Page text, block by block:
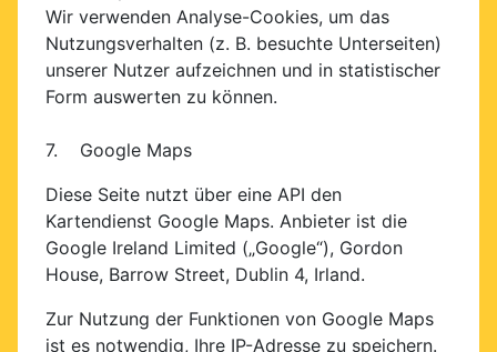
Wir verwenden Analyse-Cookies, um das
Nutzungsverhalten (z. B. besuchte Unterseiten)
unserer Nutzer aufzeichnen und in statistischer
Form auswerten zu können.
7. Google Maps
Diese Seite nutzt über eine API den
Kartendienst Google Maps. Anbieter ist die
Google Ireland Limited („Google“), Gordon
House, Barrow Street, Dublin 4, Irland.
Zur Nutzung der Funktionen von Google Maps
ist es notwendig, Ihre IP-Adresse zu speichern.